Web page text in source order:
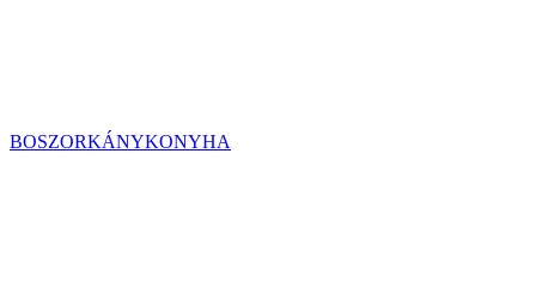
BOSZORKÁNYKONYHA